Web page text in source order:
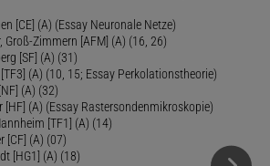
[CE] (A) (Essay Neuronale Netze)
Groß-Zimmern [AFM] (A) (16, 26)
[SF] (A) (31)
(A) (10, 15; Essay Perkolationstheorie)
(A) (32)
[HF] (A) (Essay Rastersondenmikroskopie)
[TF1] (A) (14)
[CF] (A) (07)
[HG1] (A) (18)